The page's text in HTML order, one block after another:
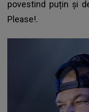
povestind puțin și
Please!.